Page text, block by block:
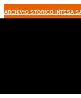
ARCHIVIO STORICO INTESA